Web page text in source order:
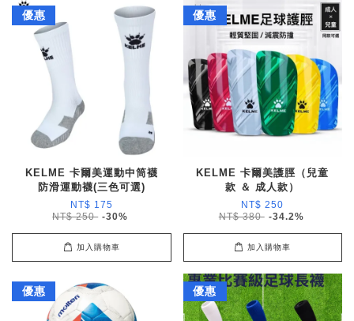
優惠
KELME 卡爾美運動中筒襪
防滑運動襪(三色可選)
NT$ 175
NT$ 250 -30%
加入購物車
優惠
KELME 卡爾美護脛（兒童
款 ＆ 成人款）
NT$ 250
NT$ 380 -34.2%
加入購物車
優惠 優惠